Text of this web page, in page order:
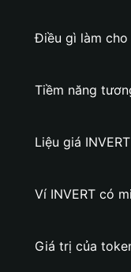
Điều gì làm cho
Tiềm năng
Liệu giá
Ví INVERT có
Giá trị của